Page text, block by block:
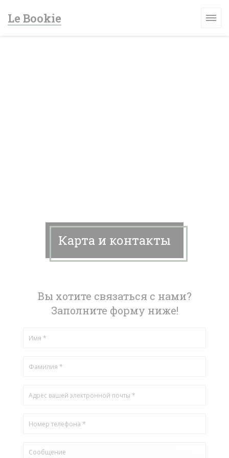
Le Bookie
Карта и контакты
Вы хотите связаться с нами?
Заполните форму ниже!